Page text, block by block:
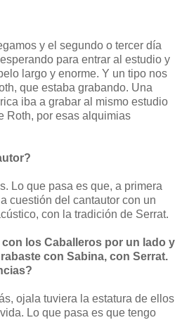
y el segundo o tercer día
para entrar al estudio y
largo y enorme. Y un tipo nos
que estaba grabando. Una
iba a grabar al mismo estudio
Roth, por esas alquimias
Lo que pasa es que, a primera
cuestión del cantautor con un
con la tradición de Serrat.
los Caballeros por un lado y
con Sabina, con Serrat.
ojala tuviera la estatura de ellos
Lo que pasa es que tengo